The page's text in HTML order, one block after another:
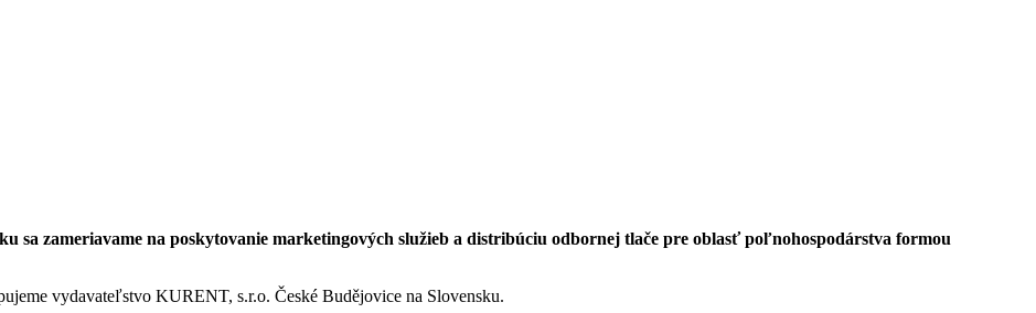
sa zameriavame na poskytovanie marketingových služieb a distribúciu odbornej tlače pre oblasť poľnohospodárstva formou
vydavateľstvo KURENT, s.r.o. České Budějovice na Slovensku.